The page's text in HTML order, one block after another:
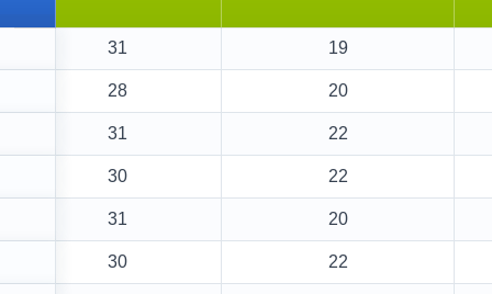
31 19
28 20
31 22
30 22
31 20
30 22